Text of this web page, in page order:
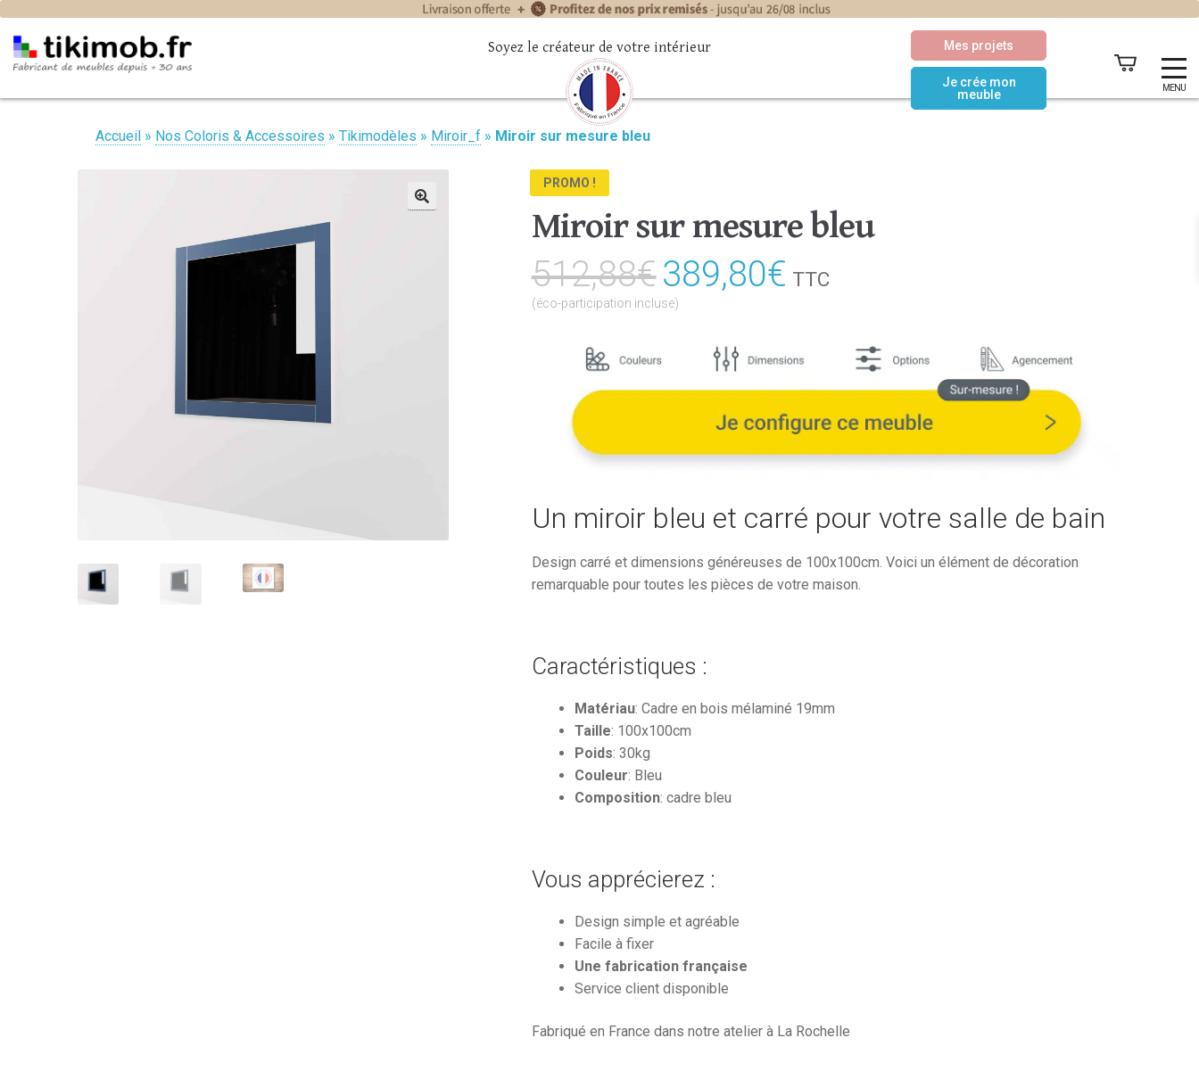
MENU
Mes projets
Je crée mon
meuble
Soyez le créateur de votre intérieur
Accueil » Nos Coloris & Accessoires » Tikimodèles » Miroir_f » Miroir sur mesure bleu
PROMO !
Miroir sur mesure bleu
512,88€Le
prix
initial
était :
512,88€.
389,80€Le
actuel
est :
389,80€.
TTC
(éco-participation incluse)
Un miroir bleu et carré pour votre salle de bain
Design carré et dimensions généreuses de 100x100cm. Voici un élément de décoration
remarquable pour toutes les pièces de votre maison.
Caractéristiques :
Matériau: Cadre en bois mélaminé 19mm
Taille: 100x100cm
Poids: 30kg
Couleur: Bleu
Composition: cadre bleu
Vous apprécierez :
Design simple et agréable
Facile à fixer
Une fabrication française
Service client disponible
Fabriqué en France dans notre atelier à La Rochelle